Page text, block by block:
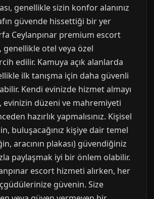
genellikle sizin konfor alanınız
güvende hissettiği bir yer
Ceylanpınar premium escort
otel veya özel
edilir. Kamuya açık alanlarda
ilk tanışma için daha güvenli
Kendi evinizde hizmet almayı
evinizin düzeni ve mahremiyeti
hazırlık yapmalısınız. Kişisel
buluşacağınız kişiye dair temel
aracının plakası) güvendiğiniz
paylaşmak iyi bir önlem olabilir.
escort hizmeti alırken, her
güvenin. Size